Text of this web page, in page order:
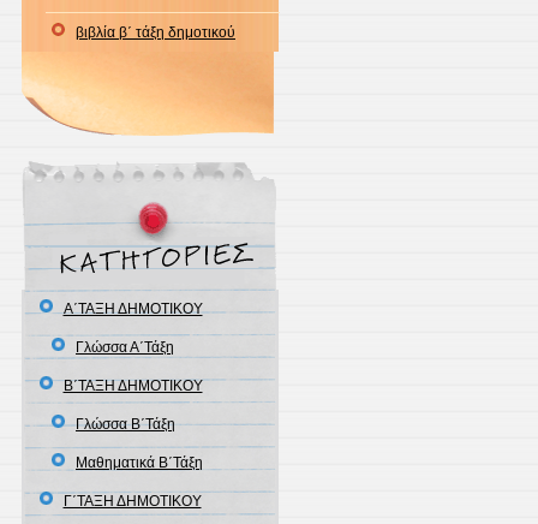
βιβλία β΄ τάξη δημοτικού
Α΄ΤΑΞΗ ΔΗΜΟΤΙΚΟΥ
Γλώσσα Α΄Τάξη
Β΄ΤΑΞΗ ΔΗΜΟΤΙΚΟΥ
Γλώσσα Β΄Τάξη
Μαθηματικά Β΄Τάξη
Γ΄ΤΑΞΗ ΔΗΜΟΤΙΚΟΥ